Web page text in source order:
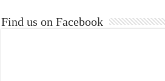
Find us on Facebook